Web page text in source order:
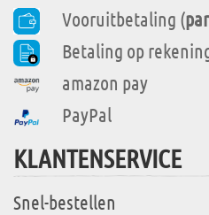
Vooruitbetaling (
Betaling op
amazon pay
PayPal
KLANTENSERVICE
Snel-bestellen